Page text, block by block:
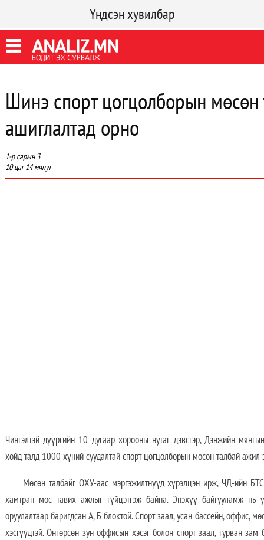
Үндсэн хувилбар
Шинэ спорт цогцолборын мөсөн
ашиглалтад орно
1-р сарын 3
10 цаг 14 минут
Чингэлтэй дүүргийн 10 дугаар хорооны нутаг дэвсгэр, Дэнжийн
хойд талд 1000 хүний суудалтай спорт цогцолборын мөсөн талбай ажил
Мөсөн талбайг ОХУ-аас мэргэжилтнүүд хүрэлцэн ирж, ЧД-ийн
хамтран мөс тавих ажлыг гүйцэтгэж байна. Энэхүү байгууламж нь
оруулалтаар баригдсан А, Б блоктой. Спорт заал, усан бассейн, оффис,
хэсгүүдтэй. Өнгөрсөн зун оффисын хэсэг болон спорт заал, гурван